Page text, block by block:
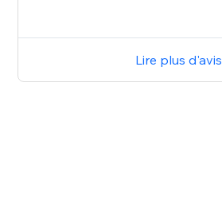
Lire plus d'avis